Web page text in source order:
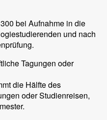
bei Aufnahme in die
und nach
Tagungen oder
die Hälfte des
oder Studienreisen,